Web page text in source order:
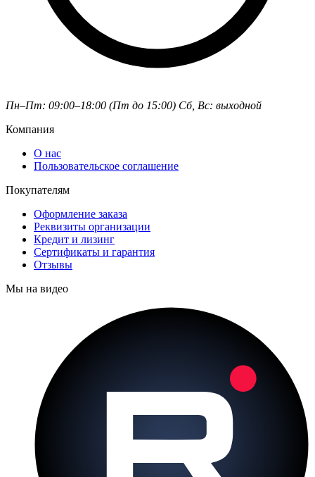
Пн–Пт: 09:00–18:00 (Пт до 15:00) Сб, Вс: выходной
Компания
О нас
Пользовательское соглашение
Покупателям
Оформление заказа
Реквизиты организации
Кредит и лизинг
Сертификаты и гарантия
Отзывы
Мы на видео